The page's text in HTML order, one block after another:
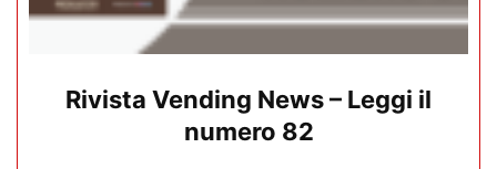
Rivista Vending News – Leggi il
numero 82